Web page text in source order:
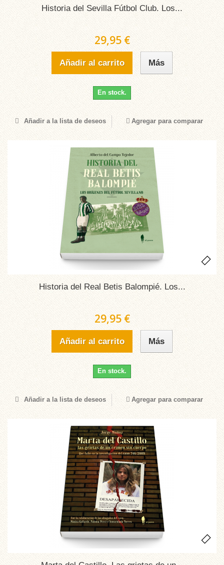
Historia del Sevilla Fútbol Club. Los...
29,95 €
Añadir al carrito Más
En stock.
Añadir a la lista de deseos Agregar para comparar
Historia del Real Betis Balompié. Los...
29,95 €
Añadir al carrito Más
En stock.
Añadir a la lista de deseos Agregar para comparar